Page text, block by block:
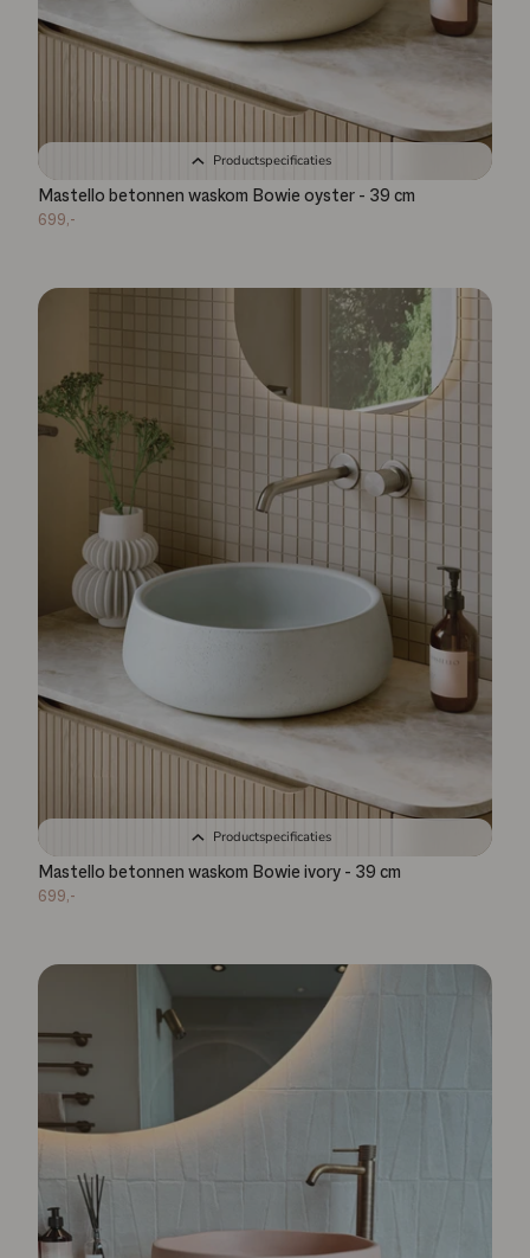
Productspecificaties
Mastello betonnen waskom Bowie oyster - 39 cm
699,-
Productspecificaties
Mastello betonnen waskom Bowie ivory - 39 cm
699,-